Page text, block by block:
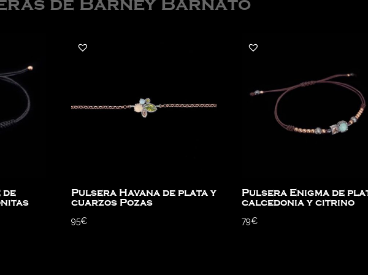
de Barney Barnato
de
Pulsera Havana de plata y
cuarzos Pozas
95€
Pulsera Enigma de
calcedonia y citrino
79€